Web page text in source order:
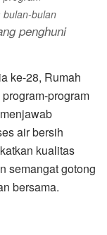
bulan-bulan
penghuni
ke-28, Rumah
program
air bersih
kualitas
semangat gotong
bersama.